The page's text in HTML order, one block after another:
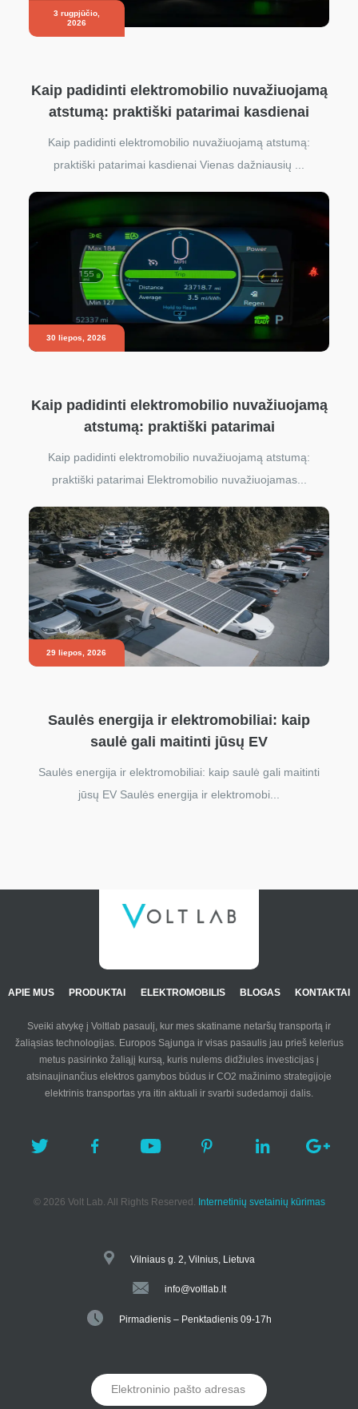
3 rugpjūčio,
2026
Kaip padidinti elektromobilio nuvažiuojamą
atstumą: praktiški patarimai kasdienai
Kaip padidinti elektromobilio nuvažiuojamą atstumą:
praktiški patarimai kasdienai Vienas dažniausių ...
30 liepos, 2026
Kaip padidinti elektromobilio nuvažiuojamą
atstumą: praktiški patarimai
Kaip padidinti elektromobilio nuvažiuojamą atstumą:
praktiški patarimai Elektromobilio nuvažiuojamas...
29 liepos, 2026
Saulės energija ir elektromobiliai: kaip
saulė gali maitinti jūsų EV
Saulės energija ir elektromobiliai: kaip saulė gali maitinti
jūsų EV Saulės energija ir elektromobi...
APIE MUS PRODUKTAI ELEKTROMOBILIS BLOGAS KONTAKTAI
Sveiki atvykę į Voltlab pasaulį, kur mes skatiname netaršų transportą ir
žaliąsias technologijas. Europos Sąjunga ir visas pasaulis jau prieš kelerius
metus pasirinko žaliąjį kursą, kuris nulems didžiules investicijas į
atsinaujinančius elektros gamybos būdus ir CO2 mažinimo strategijoje
elektrinis transportas yra itin aktuali ir svarbi sudedamoji dalis.
© 2026 Volt Lab. All Rights Reserved. Internetinių svetainių kūrimas
Vilniaus g. 2, Vilnius, Lietuva
info@voltlab.lt
Pirmadienis – Penktadienis 09-17h